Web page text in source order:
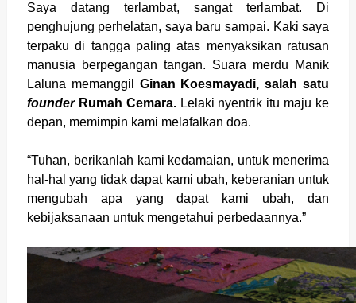
Saya datang terlambat, sangat terlambat. Di
penghujung perhelatan, saya baru sampai. Kaki saya
terpaku di tangga paling atas menyaksikan ratusan
manusia berpegangan tangan. Suara merdu Manik
Laluna memanggil Ginan Koesmayadi, salah satu
founderRumah Cemara.Lelaki nyentrik itu maju ke
depan, memimpin kami melafalkan doa.
“Tuhan, berikanlah kami kedamaian, untuk menerima
hal-hal yang tidak dapat kami ubah, keberanian untuk
mengubah apa yang dapat kami ubah, dan
kebijaksanaan untuk mengetahui perbedaannya.”